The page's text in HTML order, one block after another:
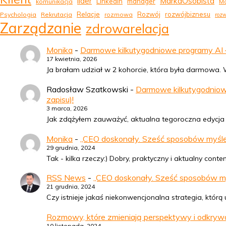
Psychologia
Rekrutacja Relacje rozmowa Rozwój rozwójbiznesu
Zarządzanie zdrowarelacja
Monika - Darmowe kilkutygodniowe programy AI
17 kwietnia, 2026
Ja brałam udział w 2 kohorcie, która była
Radosław Szatkowski - Darmowe
zapisu)!
3 marca, 2026
Jak zdążyłem zauważyć, aktualna tegoroczna
Monika - „CEO doskonały. Sześć sposobów
29 grudnia, 2024
Tak - kilka rzeczy:) Dobry, praktyczny i aktualny
RSS News - „CEO doskonały. Sześć sposobów
21 grudnia, 2024
Czy istnieje jakaś niekonwencjonalna strategia,
Rozmowy, które zmieniają perspektywy i